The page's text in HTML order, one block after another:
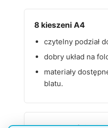
8 kieszeni A4
czytelny podział
dobry układ na
materiały
blatu.